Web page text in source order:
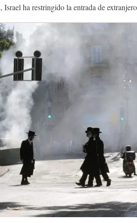
Israel ha restringido la entrada de